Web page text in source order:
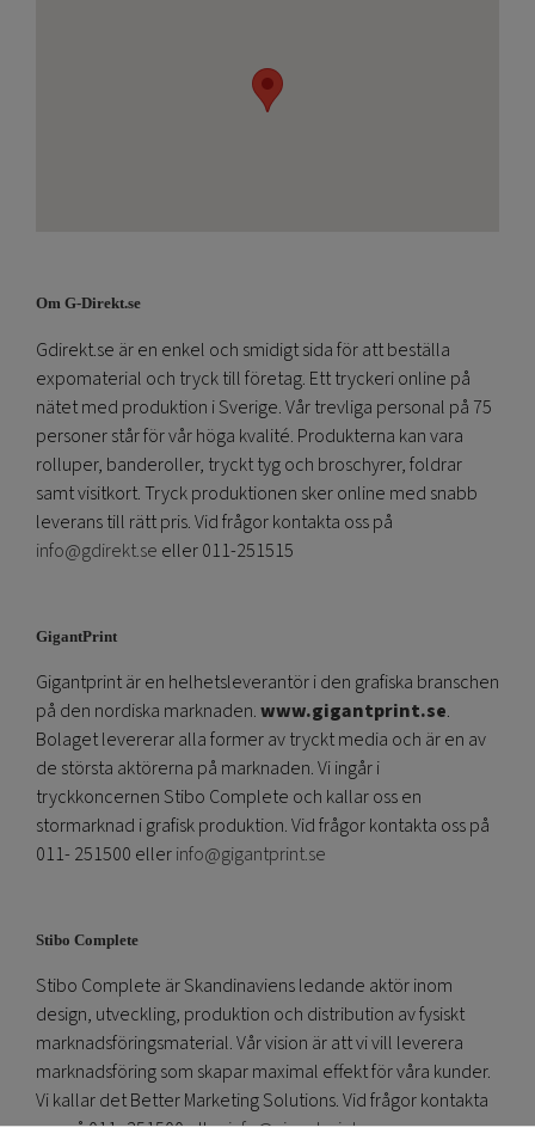
Om G-Direkt.se
Gdirekt.se är en enkel och smidigt sida för att beställa
expomaterial och tryck till företag. Ett tryckeri online på
nätet med produktion i Sverige. Vår trevliga personal på 75
personer står för vår höga kvalité. Produkterna kan vara
rolluper, banderoller, tryckt tyg och broschyrer, foldrar
samt visitkort. Tryck produktionen sker online med snabb
leverans till rätt pris. Vid frågor kontakta oss på
info@gdirekt.se eller 011-251515
GigantPrint
Gigantprint är en helhetsleverantör i den grafiska branschen
på den nordiska marknaden.www.gigantprint.se.
Bolaget levererar alla former av tryckt media och är en av
de största aktörerna på marknaden. Vi ingår i
tryckkoncernen Stibo Complete och kallar oss en
stormarknad i grafisk produktion. Vid frågor kontakta oss på
011- 251500 ellerinfo@gigantprint.se
Stibo Complete
Stibo Complete är Skandinaviens ledande aktör inom
design, utveckling, produktion och distribution av fysiskt
marknadsföringsmaterial. Vår vision är att vi vill leverera
marknadsföring som skapar maximal effekt för våra kunder.
Vi kallar det Better Marketing Solutions. Vid frågor kontakta
oss på 011- 251500 ellerinfo@gigantprint.se